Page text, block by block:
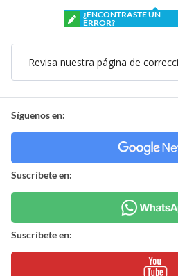
¿ENCONTRASTE UN
ERROR?
Revisa nuestra página de
Síguenos en:
Suscríbete en:
Suscríbete en: